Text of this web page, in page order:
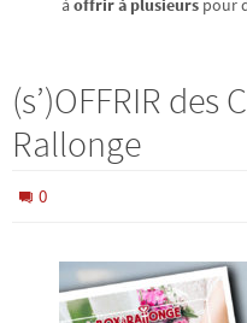
àoffrir à plusieurspour
(s’)OFFRIR
Rallonge
0